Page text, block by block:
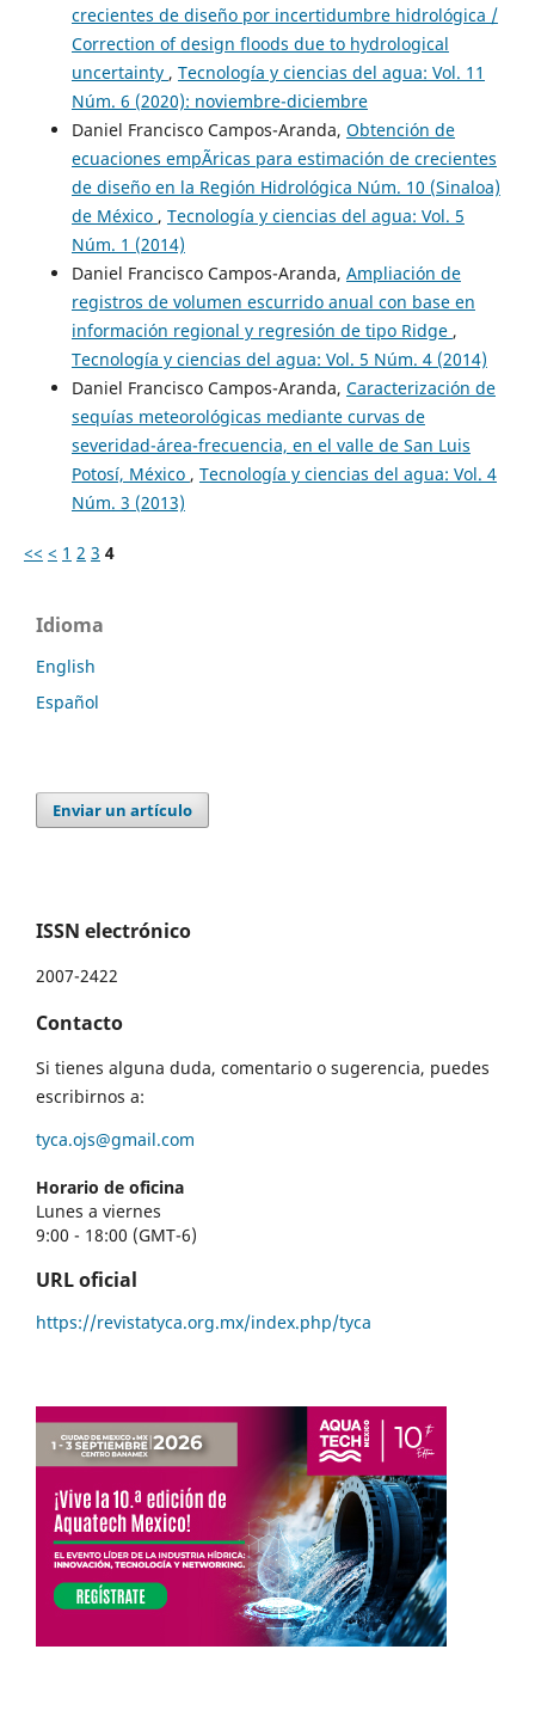
crecientes de diseño por incertidumbre hidrológica /
Correction of design floods due to hydrological
uncertainty , Tecnología y ciencias del agua: Vol. 11
Núm. 6 (2020): noviembre-diciembre
Daniel Francisco Campos-Aranda, Obtención de
ecuaciones empÃ­ricas para estimación de crecientes
de diseño en la Región Hidrológica Núm. 10 (Sinaloa)
de México , Tecnología y ciencias del agua: Vol. 5
Núm. 1 (2014)
Daniel Francisco Campos-Aranda, Ampliación de
registros de volumen escurrido anual con base en
información regional y regresión de tipo Ridge ,
Tecnología y ciencias del agua: Vol. 5 Núm. 4 (2014)
Daniel Francisco Campos-Aranda, Caracterización de
sequías meteorológicas mediante curvas de
severidad-área-frecuencia, en el valle de San Luis
Potosí, México , Tecnología y ciencias del agua: Vol. 4
Núm. 3 (2013)
<< < 1 2 3 4
Idioma
English
Español
Enviar un artículo
ISSN electrónico
2007-2422
Contacto
Si tienes alguna duda, comentario o sugerencia, puedes
escribirnos a:
tyca.ojs@gmail.com
Horario de oficina
Lunes a viernes
9:00 - 18:00 (GMT-6)
URL oficial
https://revistatyca.org.mx/index.php/tyca